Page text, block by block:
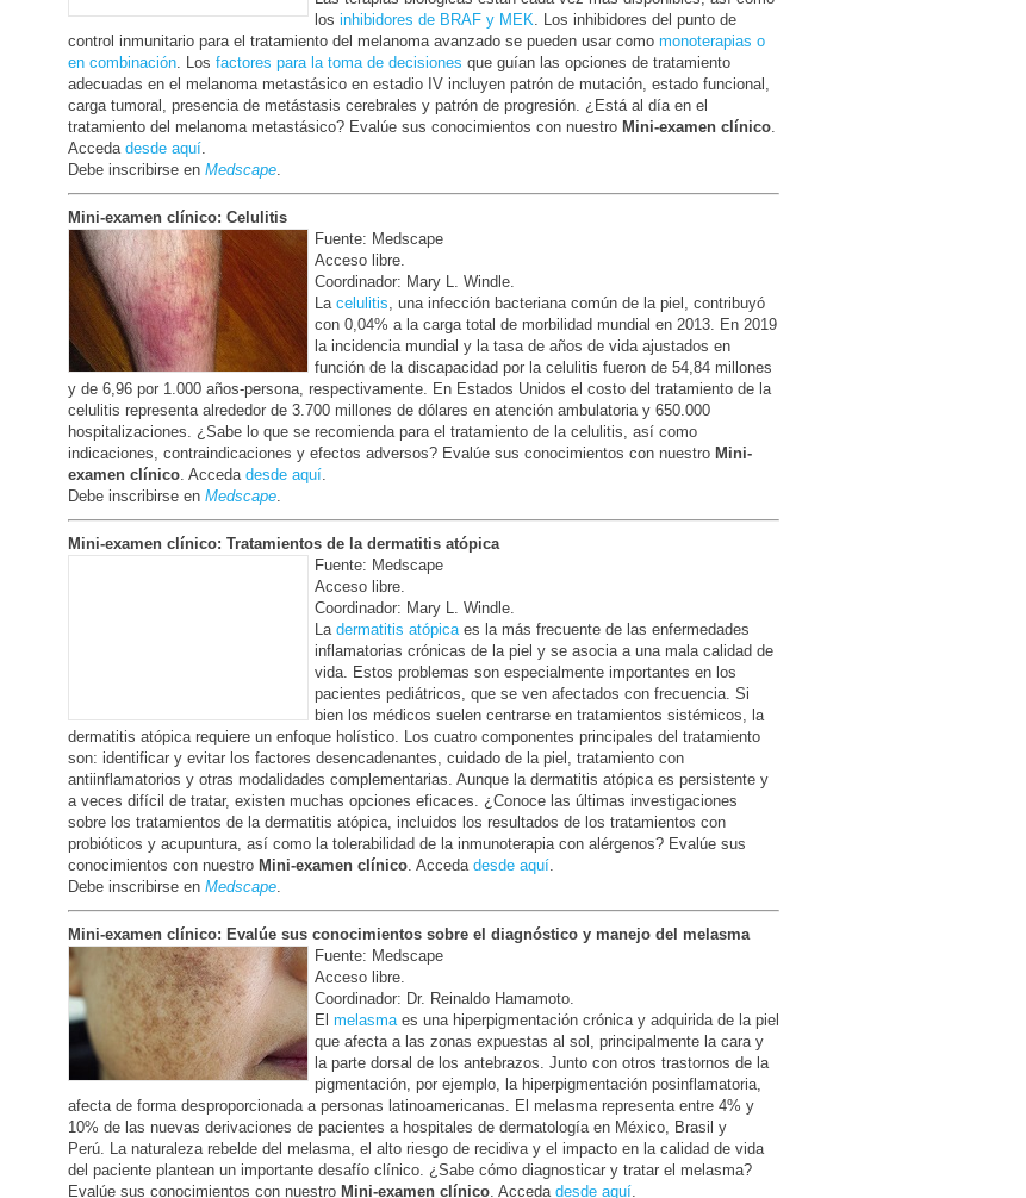
los inhibidores de BRAF y MEK. Los inhibidores del punto de
control inmunitario para el tratamiento del melanoma avanzado se pueden usar como monoterapias o
en combinación. Los factores para la toma de decisiones que guían las opciones de tratamiento
adecuadas en el melanoma metastásico en estadio IV incluyen patrón de mutación, estado funcional,
carga tumoral, presencia de metástasis cerebrales y patrón de progresión. ¿Está al día en el
tratamiento del melanoma metastásico? Evalúe sus conocimientos con nuestro Mini-examen clínico.
Acceda desde aquí.
Debe inscribirse en Medscape.
Mini-examen clínico: Celulitis
Fuente: Medscape
Acceso libre.
Coordinador: Mary L. Windle.
La celulitis, una infección bacteriana común de la piel, contribuyó
con 0,04% a la carga total de morbilidad mundial en 2013. En 2019
la incidencia mundial y la tasa de años de vida ajustados en
función de la discapacidad por la celulitis fueron de 54,84 millones
y de 6,96 por 1.000 años-persona, respectivamente. En Estados Unidos el costo del tratamiento de la
celulitis representa alrededor de 3.700 millones de dólares en atención ambulatoria y 650.000
hospitalizaciones. ¿Sabe lo que se recomienda para el tratamiento de la celulitis, así como
indicaciones, contraindicaciones y efectos adversos? Evalúe sus conocimientos con nuestro Mini-
examen clínico. Acceda desde aquí.
Debe inscribirse en Medscape.
Mini-examen clínico: Tratamientos de la dermatitis atópica
Fuente: Medscape
Acceso libre.
Coordinador: Mary L. Windle.
La dermatitis atópicaes la más frecuente de las enfermedades
inflamatorias crónicas de la piel y se asocia a una mala calidad de
vida. Estos problemas son especialmente importantes en los
pacientes pediátricos, que se ven afectados con frecuencia. Si
bien los médicos suelen centrarse en tratamientos sistémicos, la
dermatitis atópica requiere un enfoque holístico. Los cuatro componentes principales del tratamiento
son: identificar y evitar los factores desencadenantes, cuidado de la piel, tratamiento con
antiinflamatorios y otras modalidades complementarias. Aunque la dermatitis atópica es persistente y
a veces difícil de tratar, existen muchas opciones eficaces. ¿Conoce las últimas investigaciones
sobre los tratamientos de la dermatitis atópica, incluidos los resultados de los tratamientos con
probióticos y acupuntura, así como la tolerabilidad de la inmunoterapia con alérgenos? Evalúe sus
conocimientos con nuestro Mini-examen clínico. Acceda desde aquí.
Debe inscribirse en Medscape.
Mini-examen clínico: Evalúe sus conocimientos sobre el diagnóstico y manejo del melasma
Fuente: Medscape
Acceso libre.
Coordinador: Dr. Reinaldo Hamamoto.
El melasmaes una hiperpigmentación crónica y adquirida de la piel
que afecta a las zonas expuestas al sol, principalmente la cara y
la parte dorsal de los antebrazos. Junto con otros trastornos de la
pigmentación, por ejemplo, la hiperpigmentación posinflamatoria,
afecta de forma desproporcionada a personas latinoamericanas. El melasma representa entre 4% y
10% de las nuevas derivaciones de pacientes a hospitales de dermatología en México, Brasil y
Perú. La naturaleza rebelde del melasma, el alto riesgo de recidiva y el impacto en la calidad de vida
del paciente plantean un importante desafío clínico. ¿Sabe cómo diagnosticar y tratar el melasma?
Evalúe sus conocimientos con nuestro Mini-examen clínico. Acceda desde aquí.